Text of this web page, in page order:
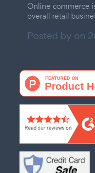
Online commerce
overall retail
Posted by on